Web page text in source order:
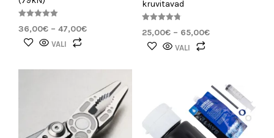
5.00
/ 5
36,00€ – 47,00€
VALI
kruvitavad
4.80
/ 5
25,00€ – 65,00€
VALI